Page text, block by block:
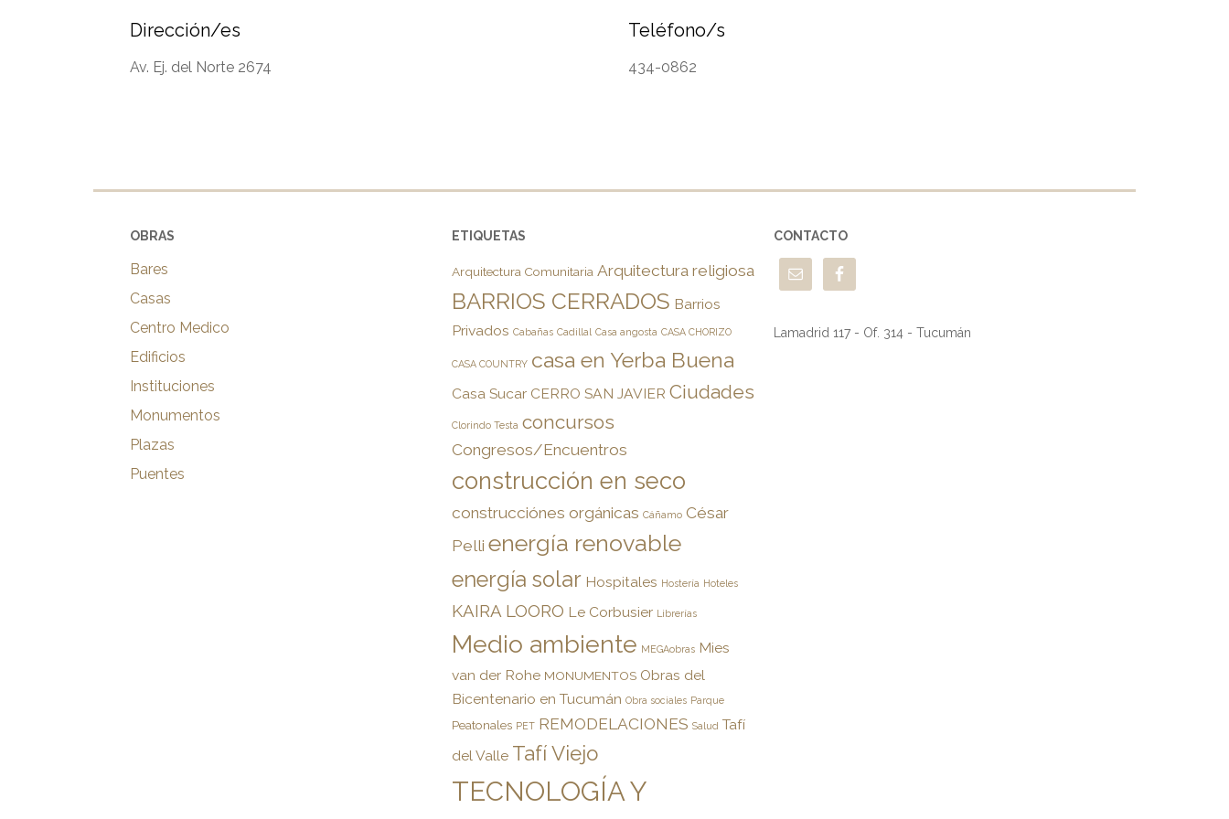
Dirección/es
Av. Ej. del Norte 2674
Teléfono/s
434-0862
OBRAS
Bares
Casas
Centro Medico
Edificios
Instituciones
Monumentos
Plazas
Puentes
ETIQUETAS
Arquitectura Comunitaria Arquitectura religiosa
BARRIOS CERRADOS Barrios
Privados Cabañas Cadillal Casa angosta CASA CHORIZO
CASA COUNTRY casa en Yerba Buena
Casa Sucar CERRO SAN JAVIER Ciudades
Clorindo Testa concursos
Congresos/Encuentros
construcción en seco
construcciónes orgánicas Cáñamo César
Pelli energía renovable
energía solar Hospitales Hostería Hoteles
KAIRA LOORO Le Corbusier Librerías
Medio ambiente MEGAobras Mies
van der Rohe MONUMENTOS Obras del
Bicentenario en Tucumán Obra sociales Parque
Peatonales PET REMODELACIONES Salud Tafí
del Valle Tafí Viejo
TECNOLOGÍA Y
CONTACTO
Lamadrid 117 - Of. 314 - Tucumán